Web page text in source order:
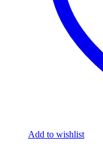
Add to wishlist